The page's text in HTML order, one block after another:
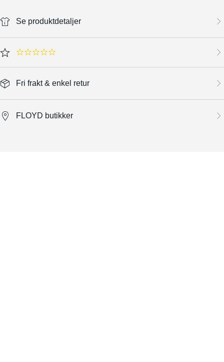
Se produktdetaljer
0.0 star rating
Fri frakt & enkel retur
FLOYD butikker